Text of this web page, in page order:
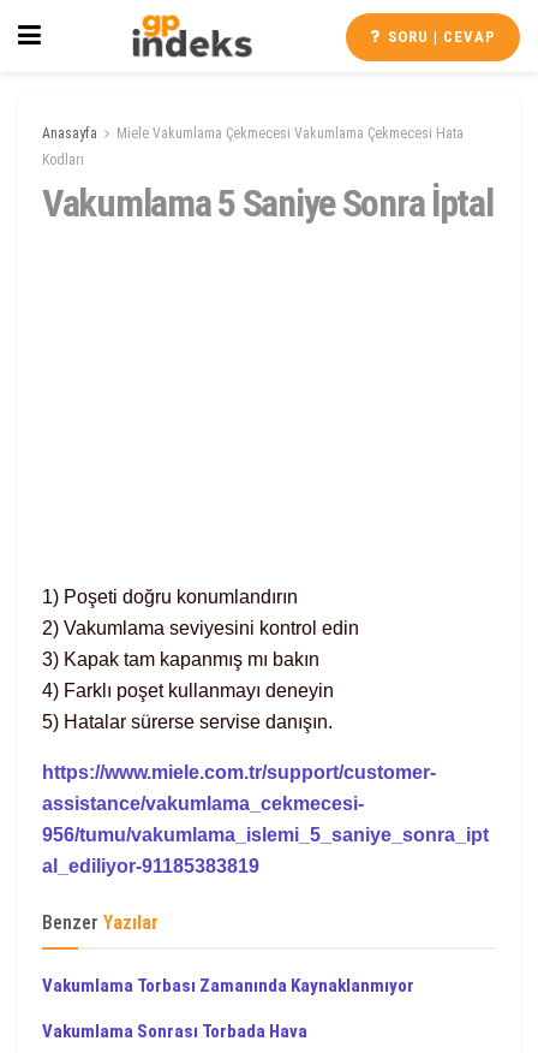
SORU | CEVAP
Anasayfa
Miele Vakumlama Çekmecesi Vakumlama Çekmecesi Hata
Kodları
Vakumlama 5 Saniye Sonra İptal
1) Poşeti doğru konumlandırın
2) Vakumlama seviyesini kontrol edin
3) Kapak tam kapanmış mı bakın
4) Farklı poşet kullanmayı deneyin
5) Hatalar sürerse servise danışın.
https://www.miele.com.tr/support/customer-
assistance/vakumlama_cekmecesi-
956/tumu/vakumlama_islemi_5_saniye_sonra_ipt
al_ediliyor-91185383819
Benzer Yazılar
Vakumlama Torbası Zamanında Kaynaklanmıyor
Vakumlama Sonrası Torbada Hava